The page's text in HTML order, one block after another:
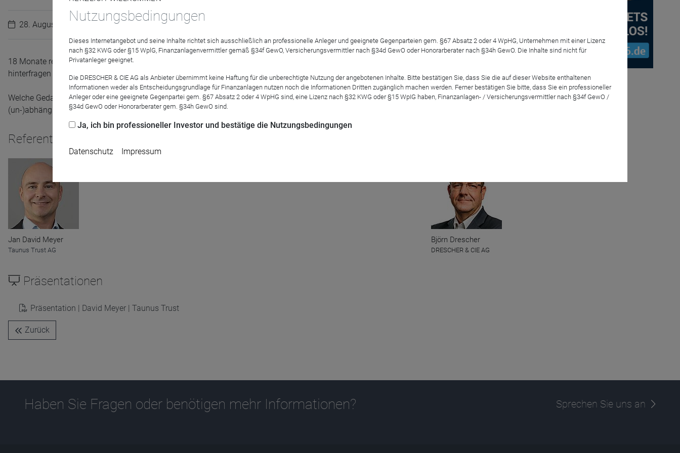
28. August 2023
18 Monate reicht der Trackrecord des
hinterfragen und dabei zu klären, gegen wen oder was man sich mit welchem Erfolg zuletzt positioniert hat und warum.
Welche Gedanken beherrschen und beflügeln den Vermögensverwalter derzeit und was folgt daraus für das Portfolio? Und schließlich: Wie
(un-)abhängig ist der Fonds inzwischen von Altmeister Peter E. Huber?
Referenten
Jan David Meyer
Taunus Trust AG
Björn Drescher
DRESCHER & CIE AG
Präsentationen
Präsentation | David Meyer | Taunus Trust
Zurück
Haben Sie Fragen oder benötigen mehr Informationen? Sprechen Sie uns an
Nutzungsbedingungen
Dieses Internetangebot und seine Inhalte richtet sich ausschließlich an professionelle Anleger und geeignete Gegenparteien gem. §67 Absatz 2 oder 4 WpHG, Unternehmen mit einer Lizenz
nach §32 KWG oder §15 WplG, Finanzanlagenvermittler gemäß §34f GewO, Versicherungsvermittler nach §34d GewO oder Honorarberater nach §34h GewO. Die Inhalte sind nicht für
Privatanleger geeignet.
Die DRESCHER & CIE AG als Anbieter übernimmt keine Haftung für die unberechtigte Nutzung der angebotenen Inhalte. Bitte bestätigen Sie, dass Sie die auf dieser Website enthaltenen
Informationen weder als Entscheidungsgrundlage für Finanzanlagen nutzen noch die Informationen Dritten zugänglich machen werden. Ferner bestätigen Sie bitte, dass Sie ein professioneller
Anleger oder eine geeignete Gegenpartei gem. §67 Absatz 2 oder 4 WpHG sind, eine Lizenz nach §32 KWG oder §15 WpIG haben, Finanzanlagen- / Versicherungsvermittler nach §34f GewO /
§34d GewO oder Honorarberater gem. §34h GewO sind.
Ja, ich bin professioneller Investor und bestätige die Nutzungsbedingungen
Datenschutz Impressum